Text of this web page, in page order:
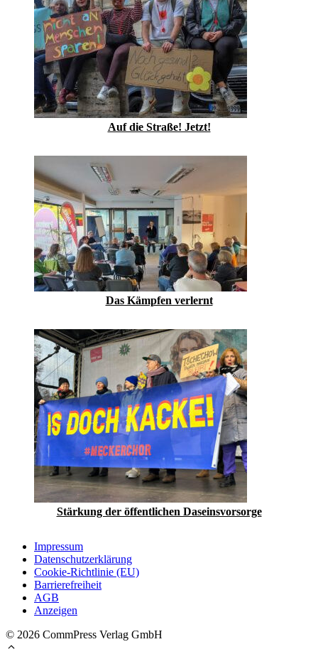
Auf die Straße! Jetzt!
Das Kämpfen verlernt
Stärkung der öffentlichen Daseinsvorsorge
Impressum
Datenschutzerklärung
Cookie-Richtlinie (EU)
Barrierefreiheit
AGB
Anzeigen
© 2026 CommPress Verlag GmbH